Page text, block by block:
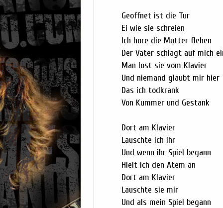
Geoffnet ist die Tur
Ei wie sie schreien
Ich hore die Mutter flehen
Der Vater schlagt auf mich
Man lost sie vom Klavier
Und niemand glaubt mir hier
Das ich todkrank
Von Kummer und Gestank
Dort am Klavier
Lauschte ich ihr
Und wenn ihr Spiel begann
Hielt ich den Atem an
Dort am Klavier
Lauschte sie mir
Und als mein Spiel begann